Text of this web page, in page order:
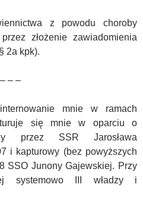
z powodu choroby
złożenie zawiadomienia
2a kpk).
– – –
mnie w ramach
się mnie w oparciu o
przez SSR Jarosława
i kapturowy (bez powyższych
SSO Junony Gajewskiej. Przy
systemowo III władzy i